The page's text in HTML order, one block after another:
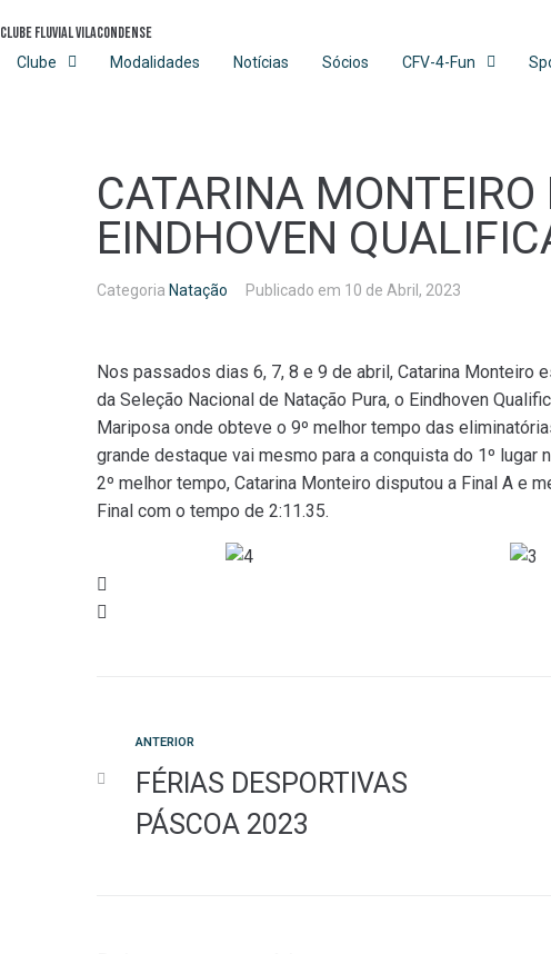
to
content
Clube Fluvial Vilacondense
Clube Modalidades Notícias Sócios CFV-4-Fun
CATARINA
EINDHOVEN
Categoria Natação Publicado em 10 de Abril, 2023
Nos passados dias 6, 7, 8 e 9 de abril, Catarina
da Seleção Nacional de Natação Pura, o Eindhoven
Mariposa onde obteve o 9º melhor tempo das
grande destaque vai mesmo para a conquista do 1º
2º melhor tempo, Catarina Monteiro disputou a Final A e
Final com o tempo de 2:11.35.
Navegação
de
Anterior
ANTERIOR
FÉRIAS DESPORTIVAS
PÁSCOA 2023